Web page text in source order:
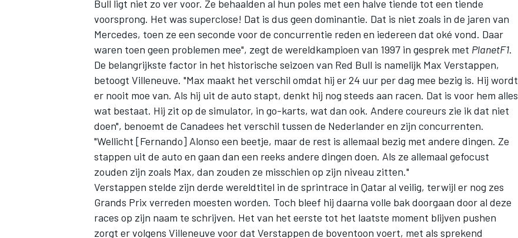
Bull ligt niet zo ver voor. Ze behaalden al hun poles met een halve tiende tot een tiende
voorsprong. Het was superclose! Dat is dus geen dominantie. Dat is niet zoals in de jaren van
Mercedes, toen ze een seconde voor de concurrentie reden en iedereen dat oké vond. Daar
waren toen geen problemen mee", zegt de wereldkampioen van 1997 in gesprek met PlanetF1.
De belangrijkste factor in het historische seizoen van Red Bull is namelijk Max Verstappen,
betoogt Villeneuve. "Max maakt het verschil omdat hij er 24 uur per dag mee bezig is. Hij wordt
er nooit moe van. Als hij uit de auto stapt, denkt hij nog steeds aan racen. Dat is voor hem alles
wat bestaat. Hij zit op de simulator, in go-karts, wat dan ook. Andere coureurs zie ik dat niet
doen", benoemt de Canadees het verschil tussen de Nederlander en zijn concurrenten.
"Wellicht [Fernando] Alonso een beetje, maar de rest is allemaal bezig met andere dingen. Ze
stappen uit de auto en gaan dan een reeks andere dingen doen. Als ze allemaal gefocust
zouden zijn zoals Max, dan zouden ze misschien op zijn niveau zitten."
Verstappen stelde zijn derde wereldtitel in de sprintrace in Qatar al veilig, terwijl er nog zes
Grands Prix verreden moesten worden. Toch bleef hij daarna volle bak doorgaan door al deze
races op zijn naam te schrijven. Het van het eerste tot het laatste moment blijven pushen
zorgt er volgens Villeneuve voor dat Verstappen de boventoon voert, met als sprekend